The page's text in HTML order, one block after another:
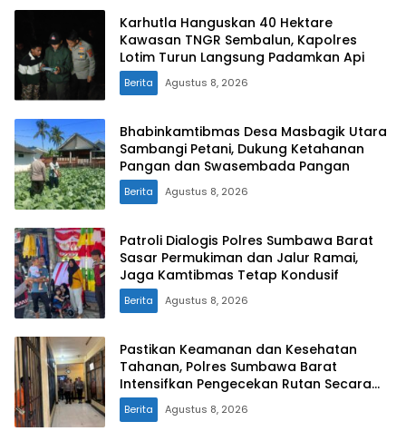
Karhutla Hanguskan 40 Hektare
Kawasan TNGR Sembalun, Kapolres
Lotim Turun Langsung Padamkan Api
Berita Agustus 8, 2026
Bhabinkamtibmas Desa Masbagik Utara
Sambangi Petani, Dukung Ketahanan
Pangan dan Swasembada Pangan
Berita Agustus 8, 2026
Patroli Dialogis Polres Sumbawa Barat
Sasar Permukiman dan Jalur Ramai,
Jaga Kamtibmas Tetap Kondusif
Berita Agustus 8, 2026
Pastikan Keamanan dan Kesehatan
Tahanan, Polres Sumbawa Barat
Intensifkan Pengecekan Rutan Secara
Berkala
Berita Agustus 8, 2026